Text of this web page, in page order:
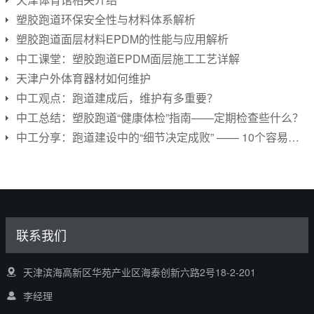
塑胶跑道环保安全性与材料体系解析
塑胶跑道面层材料EPDM的性能与应用解析
中工课堂：塑胶跑道EPDM面层施工工艺详解
天津户外体育器材如何维护
中工观点：跑道建成后，维护有多重要？
中工总结：塑胶跑道“健康体检”指南——定期检查些什么？
中工分享：跑道建设中的“细节决定成败” —— 10个容易忽略的细节
联系我们
天津滨海高新区华苑产业区海泰创新六路2号18-2-201
李经理